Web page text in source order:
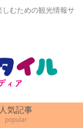
むための観光情報サ
人気記事
popular